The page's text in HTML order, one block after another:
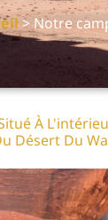
> Notre
À
Désert Du